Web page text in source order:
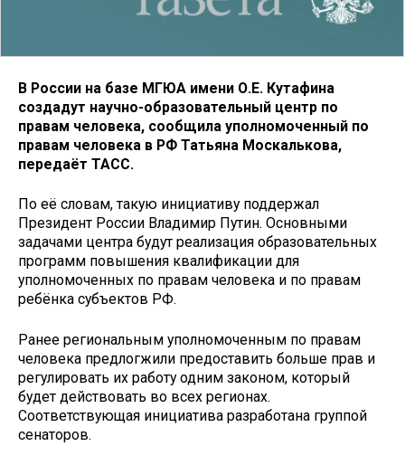
В России на базе МГЮА имени О.Е. Кутафина
создадут научно-образовательный центр по
правам человека, сообщила уполномоченный по
правам человека в РФ Татьяна Москалькова,
передаёт ТАСС.
По её словам, такую инициативу поддержал
Президент России Владимир Путин. Основными
задачами центра будут реализация образовательных
программ повышения квалификации для
уполномоченных по правам человека и по правам
ребёнка субъектов РФ.
Ранее региональным уполномоченным по правам
человека предлогжили предоставить больше прав и
регулировать их работу одним законом, который
будет действовать во всех регионах.
Соответствующая инициатива разработана группой
сенаторов.